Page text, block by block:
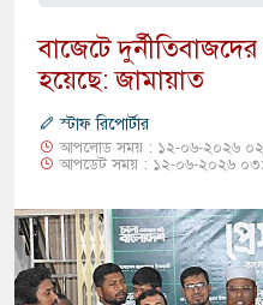
​বাজেটে
হয়েছে: জামায়াত
স্টাফ রিপোর্টার
আপলোড সময় : ১২-০৬-২০২৬
আপডেট সময় : ১২-০৬-২০২৬